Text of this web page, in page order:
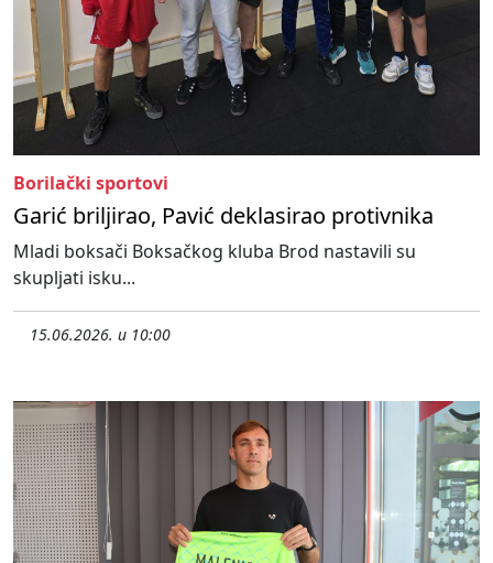
Borilački sportovi
Garić briljirao, Pavić deklasirao protivnika
Mladi boksači Boksačkog kluba Brod nastavili su
skupljati isku...
15.06.2026. u 10:00